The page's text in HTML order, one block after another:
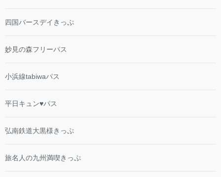
四国バースデイきっぷ
妙見の森フリーパス
小浜線tabiwaパス
平日キュン♥パス
弘南鉄道大黒様きっぷ
旅名人の九州満喫きっぷ